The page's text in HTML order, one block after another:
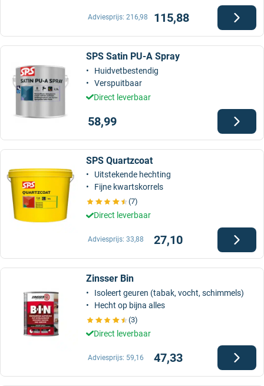
115,88
Adviesprijs: 216,98
SPS Satin PU-A Spray
Huidvetbestendig
Verspuitbaar
Direct leverbaar
58,99
SPS Quartzcoat
Uitstekende hechting
Fijne kwartskorrels
(7)
Direct leverbaar
27,10
Adviesprijs: 33,88
Zinsser Bin
Isoleert geuren (tabak, vocht, schimmels)
Hecht op bijna alles
(3)
Direct leverbaar
47,33
Adviesprijs: 59,16